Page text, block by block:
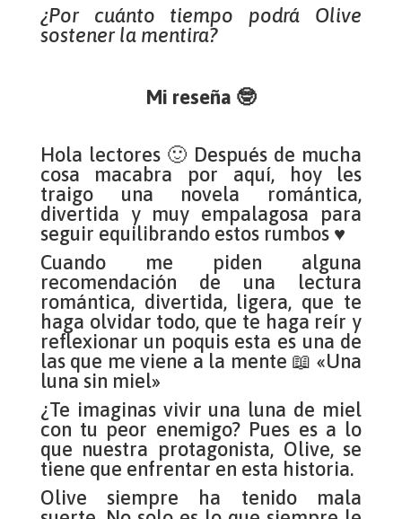
¿Por cuánto tiempo podrá Olive
sostener la mentira?
Mi reseña 🤓
Hola lectores 🙂 Después de mucha
cosa macabra por aquí, hoy les
traigo una novela romántica,
divertida y muy empalagosa para
seguir equilibrando estos rumbos ♥
Cuando me piden alguna
recomendación de una lectura
romántica, divertida, ligera, que te
haga olvidar todo, que te haga reír y
reflexionar un poquis esta es una de
las que me viene a la mente 📖 «Una
luna sin miel»
¿Te imaginas vivir una luna de miel
con tu peor enemigo? Pues es a lo
que nuestra protagonista, Olive, se
tiene que enfrentar en esta historia.
Olive siempre ha tenido mala